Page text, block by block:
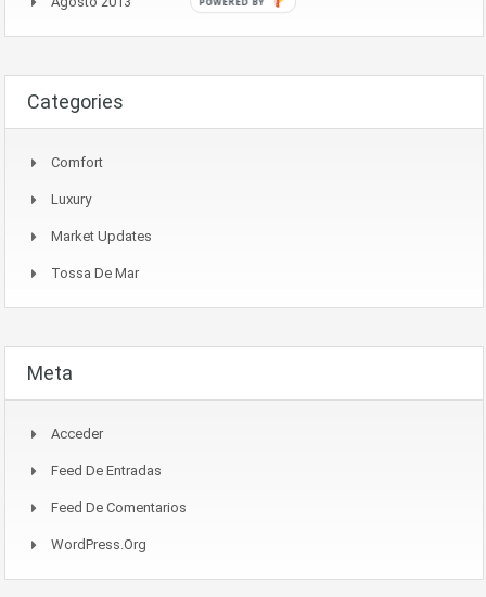
Categories
Comfort
Luxury
Market Updates
Tossa De Mar
Meta
Acceder
Feed De Entradas
Feed De Comentarios
WordPress.org